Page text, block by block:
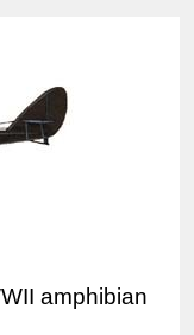
amphibian